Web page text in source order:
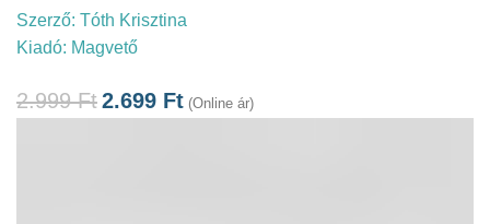
Szerző: Tóth Krisztina
Kiadó: Magvető
2.999Ft2.699 Ft (Online ár)